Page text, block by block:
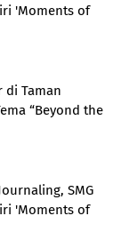
'Moments of
di Taman
“Beyond the
SMG
'Moments of